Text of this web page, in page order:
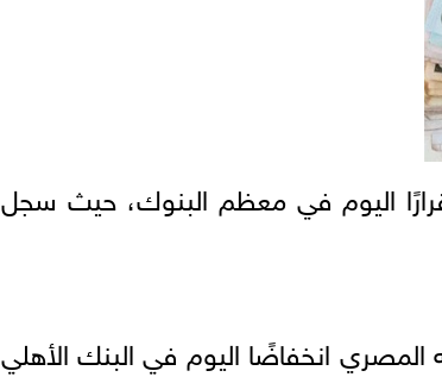
اليوم في معظم البنوك، حيث سجل
المصري انخفاضًا اليوم في البنك الأهلي